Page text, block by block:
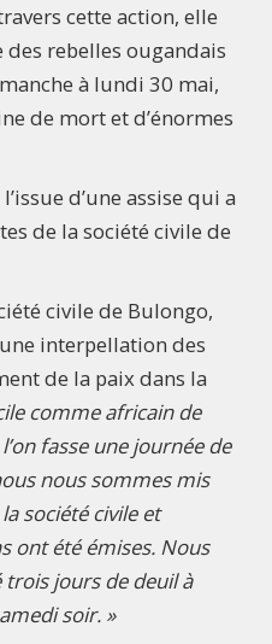
cette action, elle
des rebelles ougandais
à lundi 30 mai,
de mort et d’énormes
d’une assise qui a
de la société civile de
civile de Bulongo,
interpellation des
de la paix dans la
comme africain de
fasse une journée de
nous sommes mis
société civile et
ont été émises. Nous
trois jours de deuil à
soir. »